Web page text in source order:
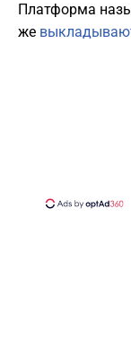
Платформа
же